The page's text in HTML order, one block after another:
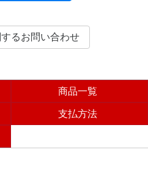
商品一覧
支払方法